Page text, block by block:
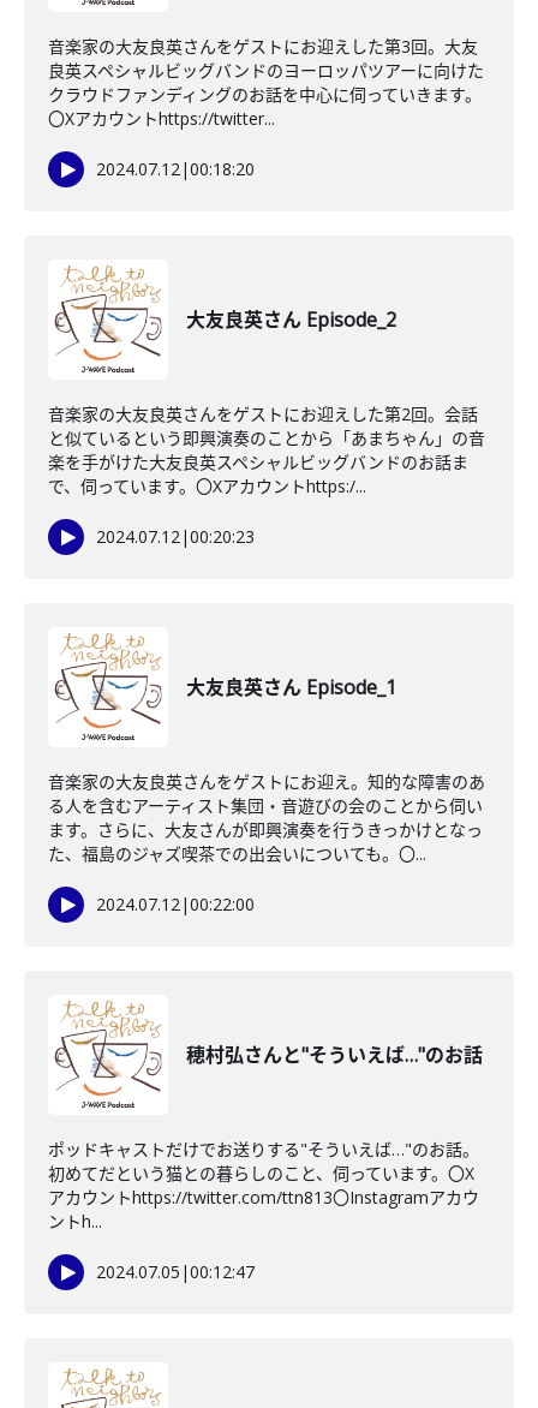
音楽家の大友良英さんをゲストにお迎えした第3回。大友
良英スペシャルビッグバンドのヨーロッパツアーに向けた
クラウドファンディングのお話を中心に伺っていきます。
〇Xアカウントhttps://twitter...
2024.07.12|00:18:20
大友良英さん Episode_2
音楽家の大友良英さんをゲストにお迎えした第2回。会話
と似ているという即興演奏のことから「あまちゃん」の音
楽を手がけた大友良英スペシャルビッグバンドのお話ま
で、伺っています。〇Xアカウントhttps:/...
2024.07.12|00:20:23
大友良英さん Episode_1
音楽家の大友良英さんをゲストにお迎え。知的な障害のあ
る人を含むアーティスト集団・音遊びの会のことから伺い
ます。さらに、大友さんが即興演奏を行うきっかけとなっ
た、福島のジャズ喫茶での出会いについても。〇...
2024.07.12|00:22:00
穂村弘さんと"そういえば…"のお話
ポッドキャストだけでお送りする"そういえば…"のお話。
初めてだという猫との暮らしのこと、伺っています。〇X
アカウントhttps://twitter.com/ttn813〇Instagramアカウ
ントh...
2024.07.05 |00:12:47